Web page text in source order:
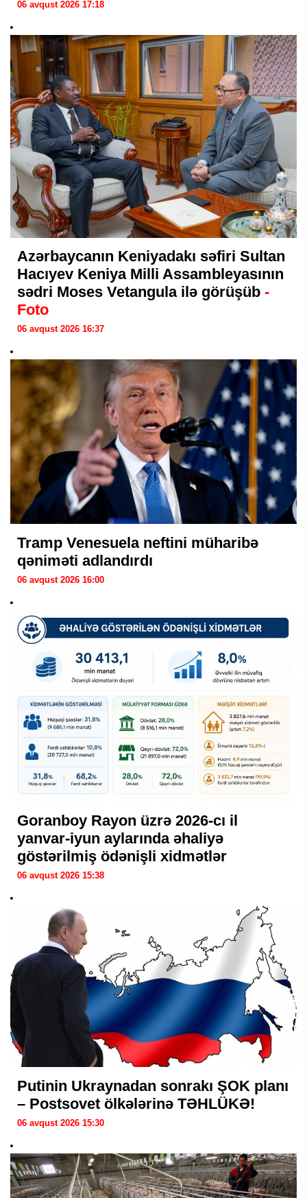
06 avqust 2026 17:18
Azərbaycanın Keniyadakı səfiri Sultan
Hacıyev Keniya Milli Assambleyasının
sədri Moses Vetangula ilə görüşüb -
Foto
06 avqust 2026 16:37
Tramp Venesuela neftini müharibə
qəniməti adlandırdı
06 avqust 2026 16:00
Goranboy Rayon üzrə 2026-cı il
yanvar-iyun aylarında əhaliyə
göstərilmiş ödənişli xidmətlər
06 avqust 2026 15:38
Putinin Ukraynadan sonrakı ŞOK planı
– Postsovet ölkələrinə TƏHLÜKƏ!
06 avqust 2026 15:30